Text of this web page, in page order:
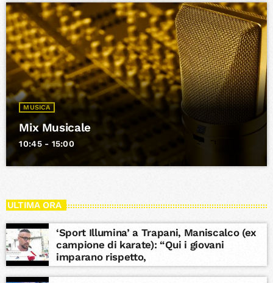
MUSICA
Mix Musicale
10:45 - 15:00
ULTIMA ORA
‘Sport Illumina’ a Trapani, Maniscalco (ex
campione di karate): “Qui i giovani
imparano rispetto,